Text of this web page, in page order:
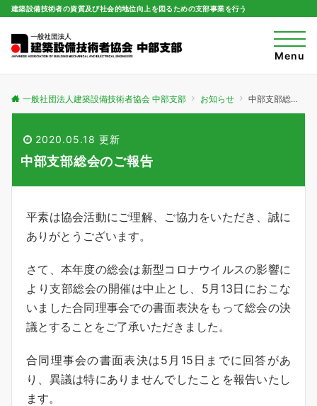
建築設備技術者の資質及び社会的地位向上を図るための支部事業を行う
t
o
g
n
o
Menu
一般社団法人建築設備技術者協会 中部支部 お知らせ 中部支部総会のご報告
2020.05.18 更新
中部支部総会のご報告
平素は協会活動にご理解、ご協力をいただき、誠に
ありがとうございます。
さて、本年度の総会は新型コロナウイルスの影響に
より支部総会の開催は中止とし、5月13日におこな
いました合同理事会での書面表決をもって総会の決
議とすることをご了承いただきました。
合同理事会の書面表決は5月15日までに回答があ
り、異議は特にありませんでしたことを報告いたし
ます。